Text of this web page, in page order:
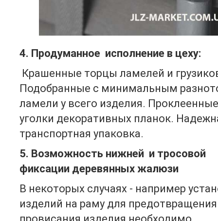
4. Продуманное исполнение в цеху:
Крашенные торцы ламелей и
Подобранные с минимальным
ламели у всего изделия. Проклеенные
уголки декоративных планок.
транспортная упаковка.
5. Возможность нижней и тросовой
фиксации деревянных жалюзи
В некоторых случаях - например
изделий на раму для предотвращения